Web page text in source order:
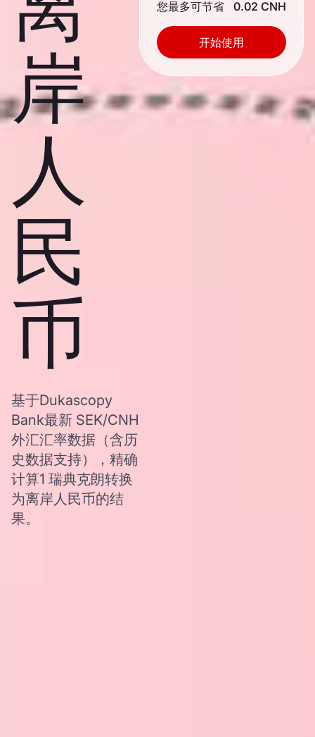
岸
人
民
币
基于Dukascopy
Bank最新 SEK/CNH
外汇汇率数据（含历
史数据支持），精确
计算1 瑞典克朗转换
为离岸人民币的结
果。
您最多可节省 0.02 CNH
开始使用